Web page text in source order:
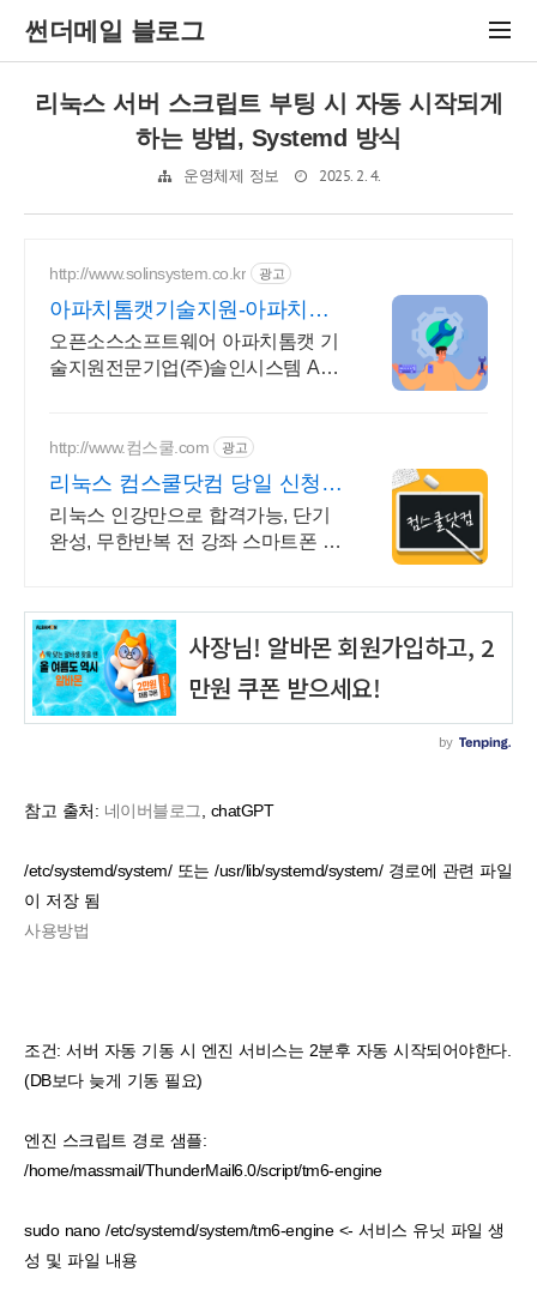
썬더메일 블로그
리눅스 서버 스크립트 부팅 시 자동 시작되게
하는 방법, Systemd 방식
운영체제 정보 2025. 2. 4.
http://www.solinsystem.co.kr 광고
아파치톰캣기술지원-아파치톰
캣 20년이상 기술지원 노하우
오픈소스소프트웨어 아파치톰캣 기
술지원전문기업(주)솔인시스템 Apa
http://www.컴스쿨.com 광고
리눅스 컴스쿨닷컴 당일 신청&
결제시 기프티콘!
리눅스 인강만으로 합격가능, 단기
완성, 무한반복 전 강좌 스마트폰 학
참고 출처: 네이버블로그 , chatGPT
/etc/systemd/system/ 또는 /usr/lib/systemd/system/ 경로에 관련 파일
이 저장 됨
사용방법
조건: 서버 자동 기동 시 엔진 서비스는 2분후 자동 시작되어야한다.
(DB보다 늦게 기동 필요)
엔진 스크립트 경로 샘플:
/home/massmail/ThunderMail6.0/script/tm6-engine
sudo nano /etc/systemd/system/tm6-engine <- 서비스 유닛 파일 생
성 및 파일 내용